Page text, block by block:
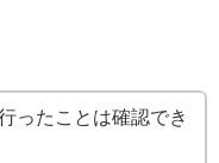
ったことは確認でき